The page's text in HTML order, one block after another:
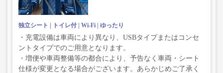
独立シート トイレ付 Wi-Fi ゆったり
・充電設備は車両により異なり、USBタイプまたはコンセ
ントタイプでのご用意となります。
・増便や車両整備等の都合により、予告なく車両・シート
仕様が変更となる場合がございます。あらかじめご了承く